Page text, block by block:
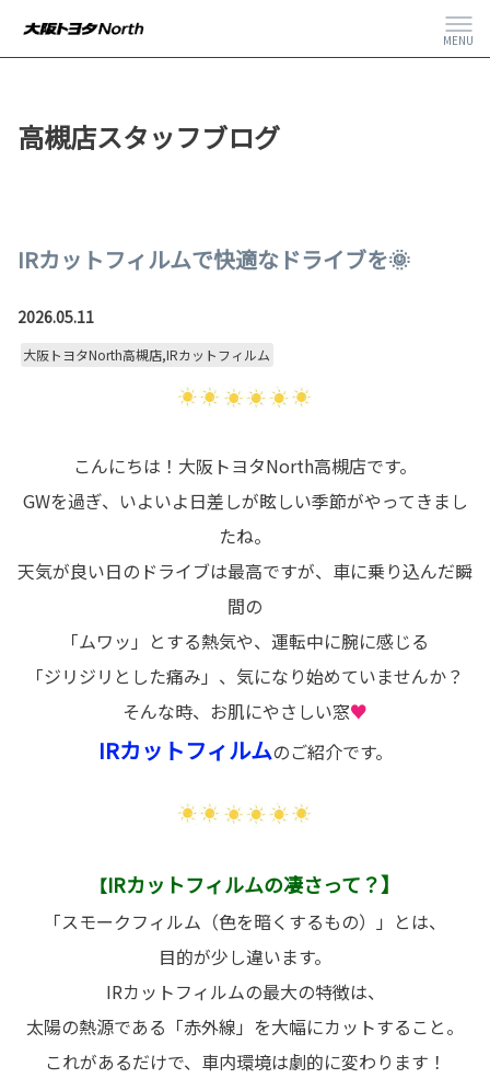
MENU
高槻店スタッフブログ
IRカットフィルムで快適なドライブを🌞
2026.05.11
大阪トヨタNorth高槻店,IRカットフィルム
こんにちは！大阪トヨタNorth高槻店です。
GWを過ぎ、いよいよ日差しが眩しい季節がやってきまし
たね。
天気が良い日のドライブは最高ですが、車に乗り込んだ瞬
間の
「ムワッ」とする熱気や、運転中に腕に感じる
「ジリジリとした痛み」、気になり始めていませんか？
そんな時、お肌にやさしい窓♥
IRカットフィルムのご紹介です。
【IRカットフィルムの凄さって？】
「スモークフィルム（色を暗くするもの）」とは、
目的が少し違います。
IRカットフィルムの最大の特徴は、
太陽の熱源である「赤外線」を大幅にカットすること。
これがあるだけで、車内環境は劇的に変わります！